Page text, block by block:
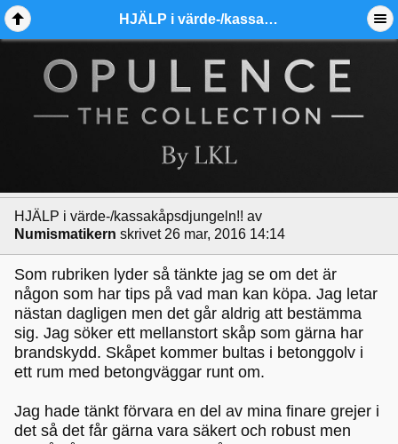
HJÄLP i värde-/kassakåpsdjungeln!! - Ädelmetallforum
HJÄLP i värde-/kassakåpsdjungeln!! av
Numismatikern skrivet 26 mar, 2016 14:14
Som rubriken lyder så tänkte jag se om det är
någon som har tips på vad man kan köpa. Jag letar
nästan dagligen men det går aldrig att bestämma
sig. Jag söker ett mellanstort skåp som gärna har
brandskydd. Skåpet kommer bultas i betonggolv i
ett rum med betongväggar runt om.
Jag hade tänkt förvara en del av mina finare grejer i
det så det får gärna vara säkert och robust men